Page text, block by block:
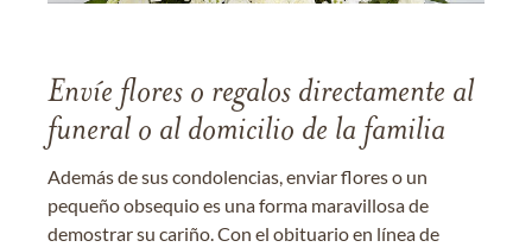
Envíe flores o regalos directamente al
funeral o al domicilio de la familia
Además de sus condolencias, enviar flores o un
pequeño obsequio es una forma maravillosa de
demostrar su cariño. Con el obituario en línea de